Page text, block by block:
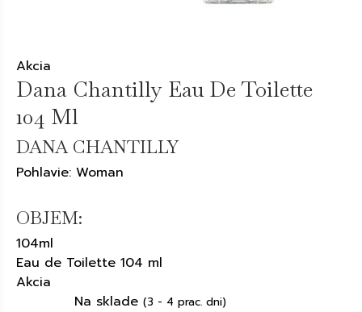
Akcia
Dana Chantilly Eau De Toilette
104 Ml
DANA CHANTILLY
Pohlavie: Woman
OBJEM:
104ml
Eau de Toilette 104 ml
Akcia
Na sklade (3 - 4 prac. dni)